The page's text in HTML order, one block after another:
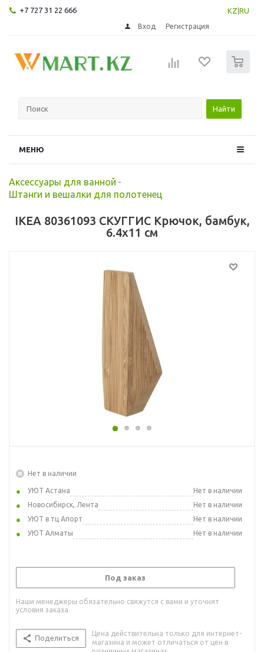
+7 727 31 22 666 KZ RU
Вход Регистрация
Найти
МЕНЮ
Аксессуары для ванной -
Штанги и вешалки для полотенец
IKEA 80361093 СКУГГИС Крючок, бамбук,
6.4x11 см
Нет в наличии
УЮТ Астана
Нет в наличии
Новосибирск, Лента
Нет в наличии
УЮТ в тц Апорт
Нет в наличии
УЮТ Алматы
Нет в наличии
Под заказ
Наши менеджеры обязательно свяжутся с вами и уточнят
условия заказа
Поделиться
Цена действительна только для интернет-
магазина и может отличаться от цен в